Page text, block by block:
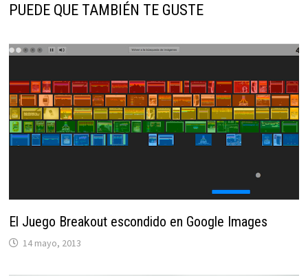
PUEDE QUE TAMBIÉN TE GUSTE
El Juego Breakout escondido en Google Images
14 mayo, 2013